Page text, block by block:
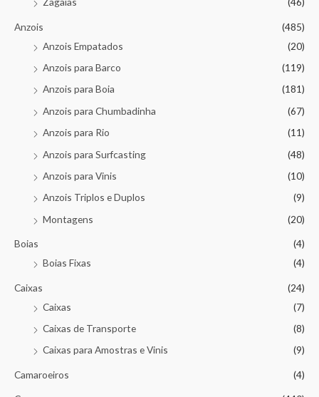
Anzois
(485)
Anzois Empatados
(20)
Anzois para Barco
(119)
Anzois para Boia
(181)
Anzois para Chumbadinha
(67)
Anzois para Rio
(11)
Anzois para Surfcasting
(48)
Anzois para Vinis
(10)
Anzois Triplos e Duplos
(9)
Montagens
(20)
Boias
(4)
Boias Fixas
(4)
Caixas
(24)
Caixas
(7)
Caixas de Transporte
(8)
Caixas para Amostras e Vinis
(9)
Camaroeiros (4)